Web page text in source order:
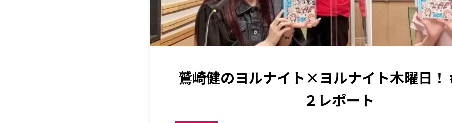
鷲崎健のヨルナイト×ヨルナイト木曜日！
２レポート